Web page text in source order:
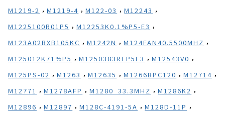
M1219-2 , M1219-4 , M122-03 , M12243 ,
M1225100R01P5 , M12253K0.1%P5-E3 ,
M123A02BXB105KC , M1242N , M124FAN40.5500MHZ ,
M125012K71%P5 , M1250383RFP5E3 , M12543V0 ,
M125PS-02 , M1263 , M12635 , M1266BPC120 , M12714 ,
M12771 , M1278AFP , M1280_33.3MHZ , M1286K2 ,
M12896 , M12897 , M128C-4191-5A , M128D-11P ,